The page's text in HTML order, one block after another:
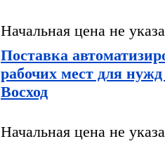
Начальная цена не
Поставка
рабочих мест для
Восход
Начальная цена не